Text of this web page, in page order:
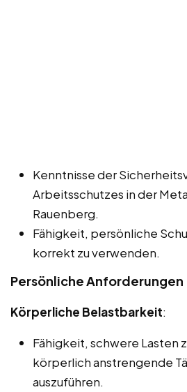
Kenntnisse der
Arbeitsschutzes in der
Rauenberg.
Fähigkeit, persönliche
korrekt zu verwenden.
Persönliche Anforderungen
Körperliche Belastbarkeit:
Fähigkeit, schwere Lasten
körperlich anstrengende
auszuführen.